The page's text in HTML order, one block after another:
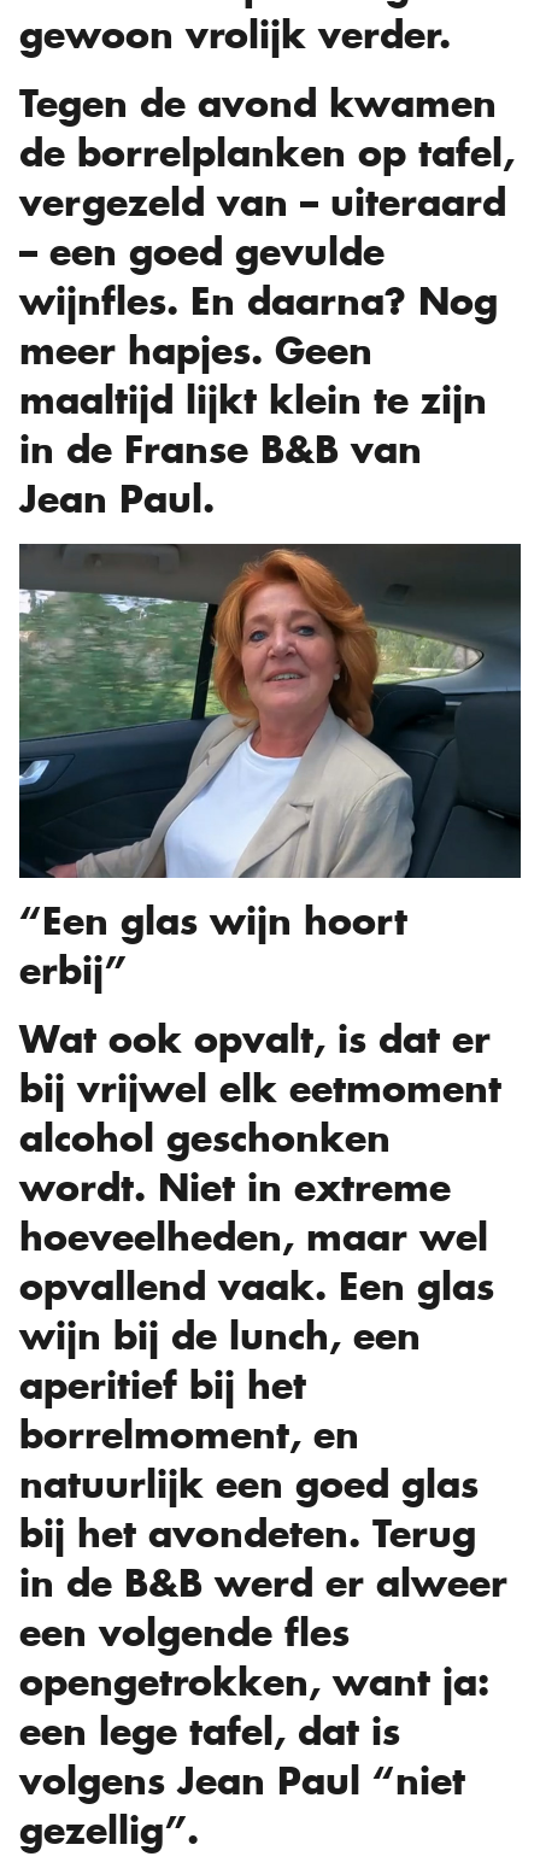
gewoon vrolijk verder.
Tegen de avond kwamen
de borrelplanken op tafel,
vergezeld van – uiteraard
– een goed gevulde
wijnfles. En daarna? Nog
meer hapjes. Geen
maaltijd lijkt klein te zijn
in de Franse B&B van
Jean Paul.
“Een glas wijn hoort
erbij”
Wat ook opvalt, is dat er
bij vrijwel elk eetmoment
alcohol geschonken
wordt. Niet in extreme
hoeveelheden, maar wel
opvallend vaak. Een glas
wijn bij de lunch, een
aperitief bij het
borrelmoment, en
natuurlijk een goed glas
bij het avondeten. Terug
in de B&B werd er alweer
een volgende fles
opengetrokken, want ja:
een lege tafel, dat is
volgens Jean Paul “niet
gezellig”.